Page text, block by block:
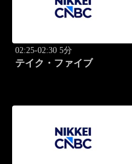
02:25-02:30 5分
テイク・ファイブ